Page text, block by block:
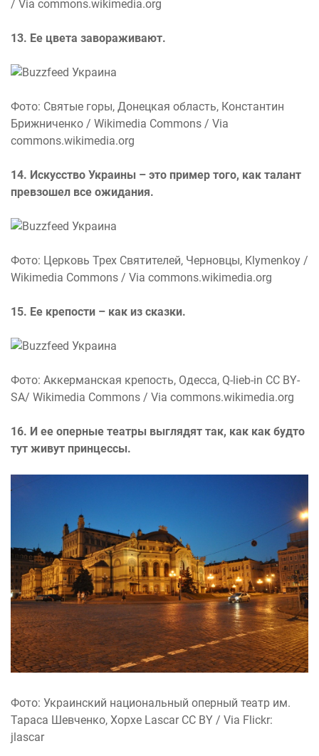
/ Via commons.wikimedia.org
13. Ее цвета завораживают.
Фото: Святые горы, Донецкая область, Константин
Брижниченко / Wikimedia Commons / Via
commons.wikimedia.org
14. Искусство Украины – это пример того, как талант
превзошел все ожидания.
Фото: Церковь Трех Святителей, Черновцы, Klymenkoy /
Wikimedia Commons / Via commons.wikimedia.org
15. Ее крепости – как из сказки.
Фото: Аккерманская крепость, Одесса, Q-lieb-in CC BY-
SA/ Wikimedia Commons / Via commons.wikimedia.org
16. И ее оперные театры выглядят так, как как будто
тут живут принцессы.
Фото: Украинский национальный оперный театр им.
Тараса Шевченко, Хорхе Lascar CC BY / Via Flickr:
jlascar